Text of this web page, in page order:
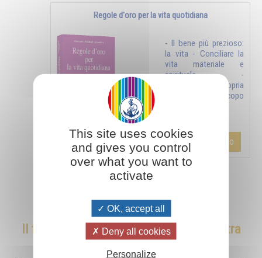
Regole d'oro per la vita quotidiana
- Il bene più prezioso:
la vita - Conciliare la
vita materiale e
spirituale - -
Consacrare la propria
vita a uno scopo
Aggiungi al carrello
Il fuoco di San Michele : liberare la nostra
anima per essere ispirati
This site uses cookies
and gives you control
over what you want to
activate
OK, accept all
Deny all cookies
Personalize